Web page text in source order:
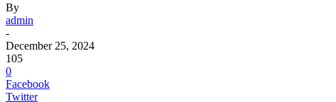
By
admin
-
December 25, 2024
105
0
Facebook
Twitter